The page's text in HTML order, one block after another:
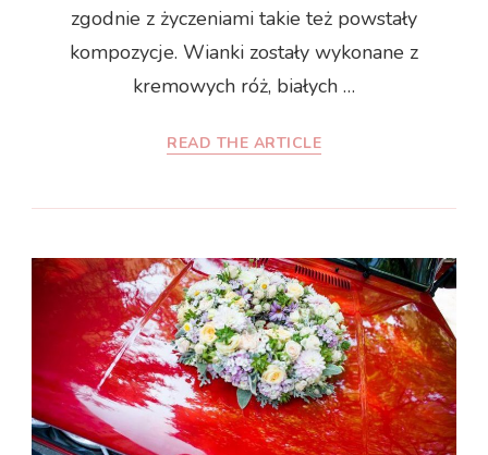
zgodnie z życzeniami takie też powstały
kompozycje. Wianki zostały wykonane z
kremowych róż, białych …
READ THE ARTICLE